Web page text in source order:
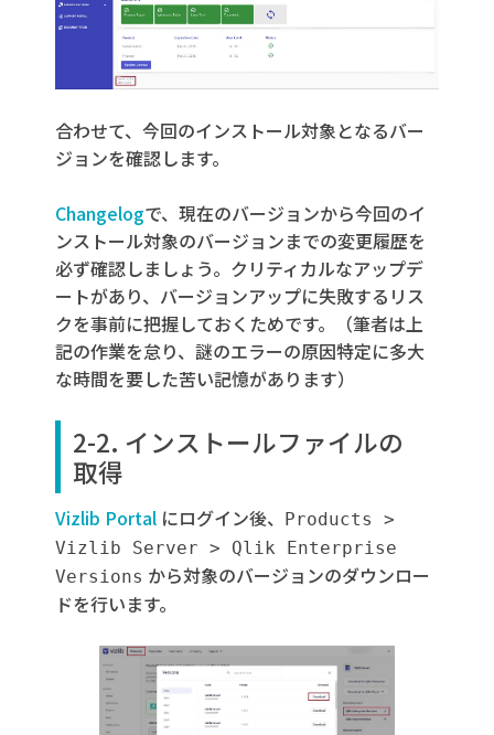
合わせて、今回のインストール対象となるバー
ジョンを確認します。
Changelogで、現在のバージョンから今回のイ
ンストール対象のバージョンまでの変更履歴を
必ず確認しましょう。クリティカルなアップデ
ートがあり、バージョンアップに失敗するリス
クを事前に把握しておくためです。（筆者は上
記の作業を怠り、謎のエラーの原因特定に多大
な時間を要した苦い記憶があります）
2-2. インストールファイルの
取得
Vizlib Portal にログイン後、
Products >
Vizlib Server > Qlik Enterprise
Versions から対象のバージョンのダウンロー
ドを行います。